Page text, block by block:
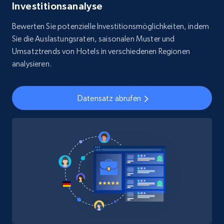
Investitionsanalyse
Bewerten Sie potenzielle Investitionsmöglichkeiten, indem
Sie die Auslastungsraten, saisonalen Muster und
Umsatztrends von Hotels in verschiedenen Regionen
analysieren.
Datensatz abrufen